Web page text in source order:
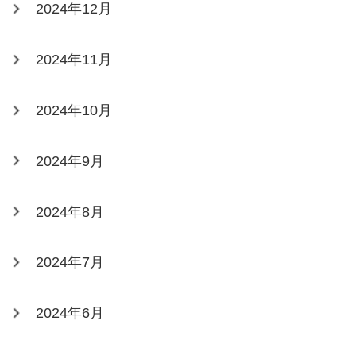
2024年12月
2024年11月
2024年10月
2024年9月
2024年8月
2024年7月
2024年6月